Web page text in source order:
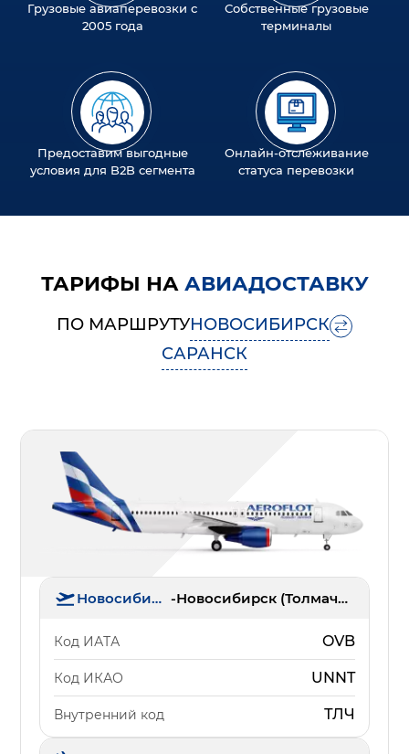
Грузовые авиаперевозки с
2005 года
Собственные грузовые
терминалы
Предоставим выгодные
условия для B2B сегмента
Онлайн-отслеживание
статуса перевозки
ТАРИФЫ НА АВИАДОСТАВКУ
ПО МАРШРУТУНОВОСИБИРСК
САРАНСК
Новосибирск - Новосибирск (Толмачёво)
Код ИАТА OVB
Код ИКАО UNNT
Внутренний код ТЛЧ